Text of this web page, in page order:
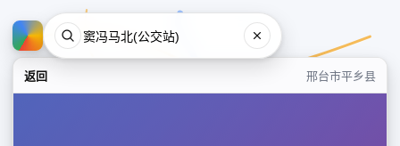
返回 邢台市平乡县